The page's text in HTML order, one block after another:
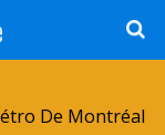
De Montréal